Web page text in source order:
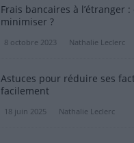
Frais bancaires à l’étranger
minimiser ?
8 octobre 2023 Nathalie Leclerc
Astuces pour réduire ses
facilement
18 juin 2025 Nathalie Leclerc